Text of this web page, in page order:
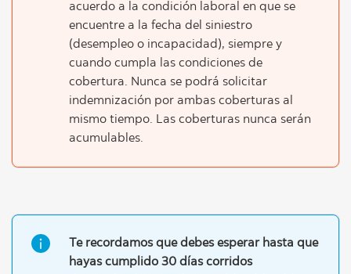
acuerdo a la condición laboral en que se
encuentre a la fecha del siniestro
(desempleo o incapacidad), siempre y
cuando cumpla las condiciones de
cobertura. Nunca se podrá solicitar
indemnización por ambas coberturas al
mismo tiempo. Las coberturas nunca serán
acumulables.
Te recordamos que debes esperar hasta que
hayas cumplido 30 días corridos